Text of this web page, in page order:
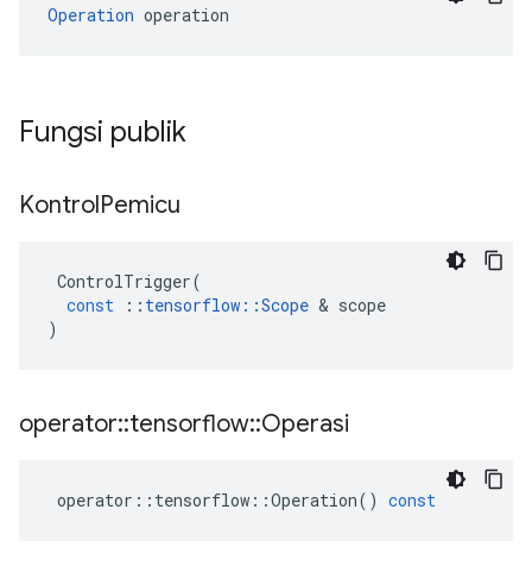
Operation operation
Fungsi publik
KontrolPemicu
ControlTrigger(
const
:: tensorflow ::Scope & scope
)
operator::tensorflow::Operasi
operator :: tensorflow ::Operation() const